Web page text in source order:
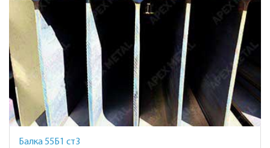
Балка 55Б1 ст3